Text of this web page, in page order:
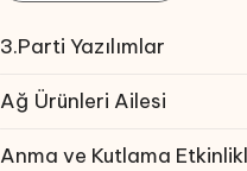
3.Parti Yazılımlar
Ağ Ürünleri Ailesi
Anma ve Kutlama